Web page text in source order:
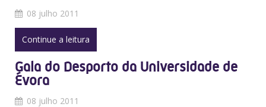
08 julho 2011
Continue a leitura
Gala do Desporto da Universidade de
Évora
08 julho 2011